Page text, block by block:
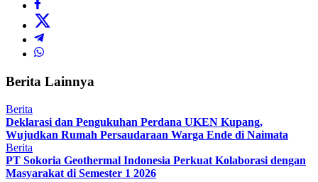
Berita Lainnya
Berita
Deklarasi dan Pengukuhan Perdana UKEN Kupang,
Wujudkan Rumah Persaudaraan Warga Ende di Naimata
Berita
PT Sokoria Geothermal Indonesia Perkuat Kolaborasi dengan
Masyarakat di Semester 1 2026